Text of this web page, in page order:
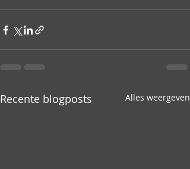
Recente blogposts Alles weergeven